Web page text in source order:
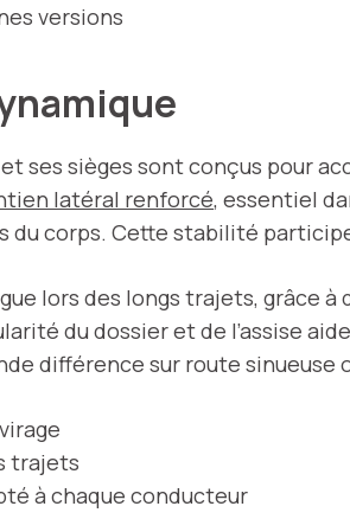
versions
ses sièges sont conçus pour
latéral renforcé, essentiel
corps. Cette stabilité
lors des longs trajets, grâce à
du dossier et de l’assise
différence sur route sinueuse
trajets
à chaque conducteur